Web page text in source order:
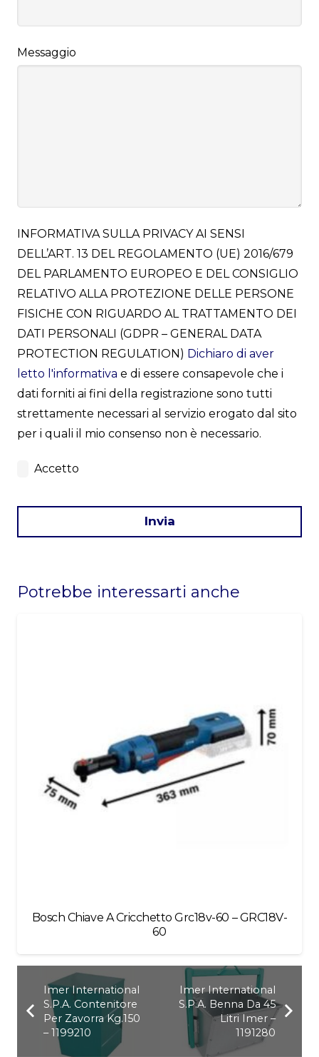
Messaggio
INFORMATIVA SULLA PRIVACY AI SENSI
DELL’ART. 13 DEL REGOLAMENTO (UE) 2016/679
DEL PARLAMENTO EUROPEO E DEL CONSIGLIO
RELATIVO ALLA PROTEZIONE DELLE PERSONE
FISICHE CON RIGUARDO AL TRATTAMENTO DEI
DATI PERSONALI (GDPR – GENERAL DATA
PROTECTION REGULATION) Dichiaro di aver
letto l'informativa e di essere consapevole che i
dati forniti ai fini della registrazione sono tutti
strettamente necessari al servizio erogato dal sito
per i quali il mio consenso non è necessario.
Accetto
Invia
should
Potrebbe interessarti anche
Bosch Chiave A Cricchetto Grc18v-60 – GRC18V-
60
Imer International
S.P.A. Contenitore
Per Zavorra Kg.150
– 1199210
Imer International
S.P.A. Benna Da 45
Litri Imer –
1191280